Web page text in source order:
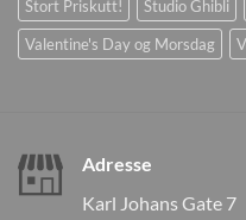
Stort Priskutt!
Studio Ghibli
Valentine's Day og Morsdag
Adresse
Karl Johans Gate 7